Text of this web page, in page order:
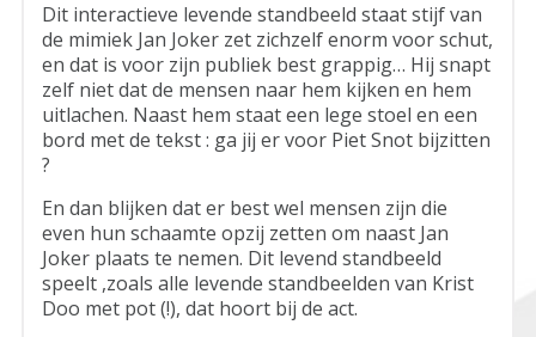
Dit interactieve levende standbeeld staat stijf van
de mimiek Jan Joker zet zichzelf enorm voor schut,
en dat is voor zijn publiek best grappig… Hij snapt
zelf niet dat de mensen naar hem kijken en hem
uitlachen. Naast hem staat een lege stoel en een
bord met de tekst : ga jij er voor Piet Snot bijzitten
?
En dan blijken dat er best wel mensen zijn die
even hun schaamte opzij zetten om naast Jan
Joker plaats te nemen. Dit levend standbeeld
speelt ,zoals alle levende standbeelden van Krist
Doo met pot (!), dat hoort bij de act.